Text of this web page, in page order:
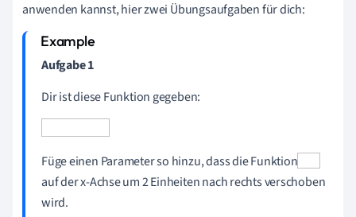
anwenden kannst, hier zwei Übungsaufgaben für dich:
Aufgabe 1
Dir ist diese Funktion gegeben:
Füge einen Parameter so hinzu, dass die Funktion
auf der x-Achse um 2 Einheiten nach rechts verschoben
wird.